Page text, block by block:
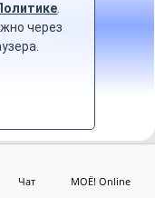
Чат МОЁ! Online
через